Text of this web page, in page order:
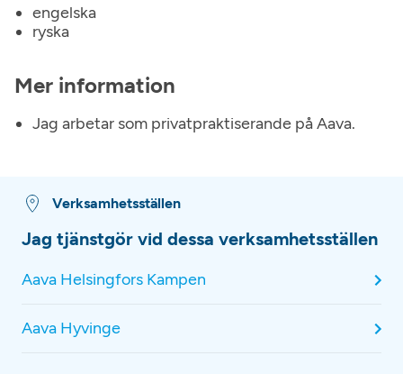
engelska
ryska
Mer information
Jag arbetar som privatpraktiserande på Aava.
Verksamhetsställen
Jag tjänstgör vid dessa verksamhetsställen
Aava Helsingfors Kampen
Aava Hyvinge